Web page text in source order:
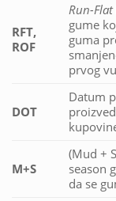
RFT,
ROF
Run-Flat
gume
guma
prvog
DOT
Datum
M+S
(Mud +
season
da se